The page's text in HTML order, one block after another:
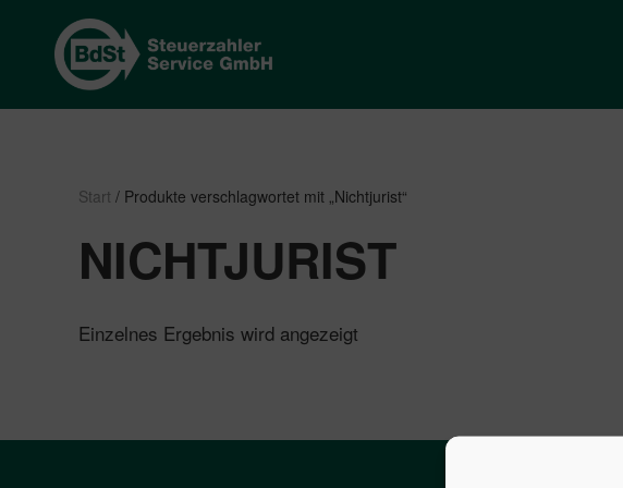
Start / Produkte verschlagwortet mit „Nichtjurist“
NICHTJURIST
Einzelnes Ergebnis wird angezeigt